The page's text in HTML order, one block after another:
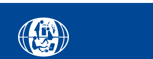
Facebook
YouTube
Instagram